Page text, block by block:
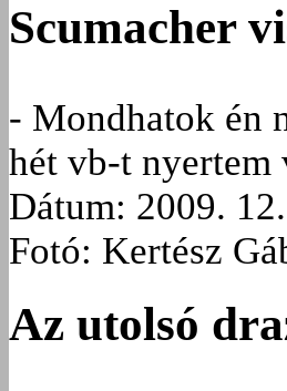
Scumacher
- Mondhatok én
hét vb-t nyertem
Dátum: 2009.
Fotó: Kertész
Az utolsó